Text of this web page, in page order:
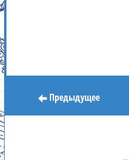
Предыдущее